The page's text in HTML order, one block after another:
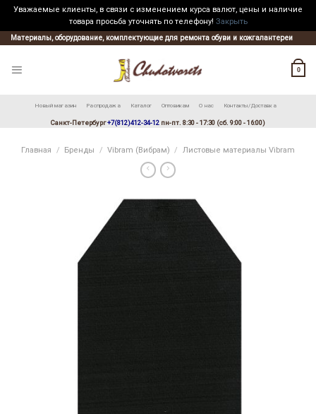
Уважаемые клиенты, в связи с изменением курса валют, цены и наличие
товара просьба уточнять по телефону! Закрыть
Skip
to
Материалы, оборудование, комплектующие для ремонта обуви и кожгалантереи
0
Новый магазин Распродажа Каталог Оптовикам О нас Контакты/Доставка
Санкт-Петербург+7(812)412-34-12 пн-пт. 8:30 - 17:30 (сб. 9:00 - 16:00)
Главная / Бренды / Vibram (Вибрам) / Листовые материалы Vibram